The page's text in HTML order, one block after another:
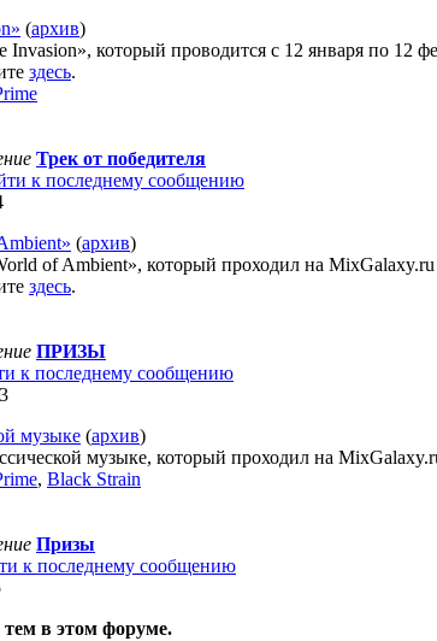
(архив)
Invasion», который проводится с 12 января по 12
здесь.
Трек от победителя
(архив)
of Ambient», который проходил на MixGalaxy.ru
здесь.
ПРИЗЫ
музыке (архив)
музыке, который проходил на
, Black Strain
Призы
тем в этом форуме.